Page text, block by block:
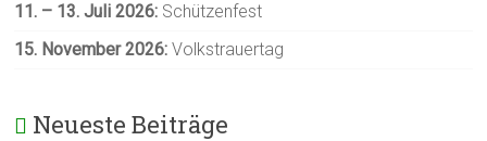
11. – 13. Juli 2026: Schützenfest
15. November 2026: Volkstrauertag
Neueste Beiträge